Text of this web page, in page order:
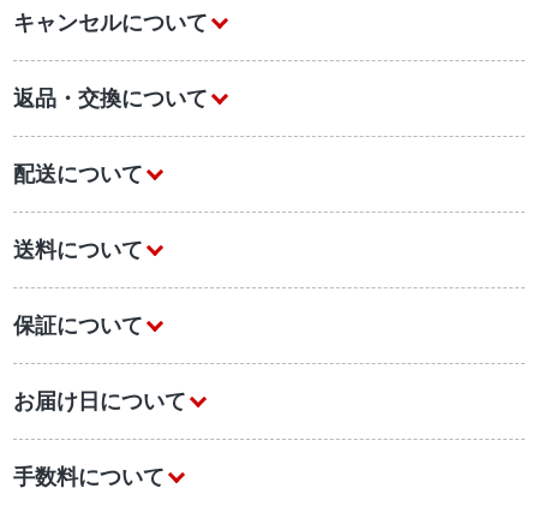
キャンセルについて
返品・交換について
配送について
送料について
保証について
お届け日について
手数料について